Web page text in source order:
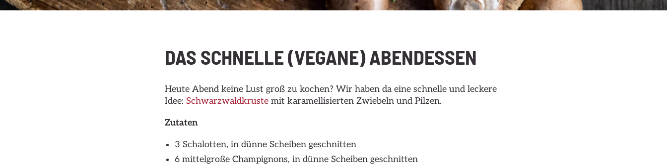
DAS SCHNELLE (VEGANE) ABENDESSEN
Heute Abend keine Lust groß zu kochen? Wir haben da eine schnelle und leckere
Idee: Schwarzwaldkruste mit karamellisierten Zwiebeln und Pilzen.
Zutaten
3 Schalotten, in dünne Scheiben geschnitten
6 mittelgroße Champignons, in dünne Scheiben geschnitten